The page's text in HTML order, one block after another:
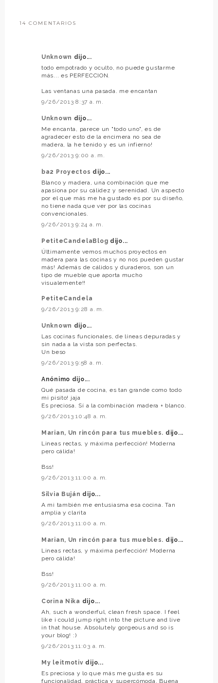
14 COMENTARIOS
Unknown dijo...
todo empotrado y oculto, no puede gustarme
más... es PERFECCION.
Las ventanas una pasada. me encantan
9/26/2013 8:37 a. m.
Unknown dijo...
Me encanta, parece un "todo uno", es de
agradecer esto de la encimera no sea de
madera, la he tenido y es un infierno!
9/26/2013 9:00 a. m.
ba2 Proyectos dijo...
Blanco y madera, una combinación que me
apasiona por su cálidez y serenidad. Un aspecto
por el que más me ha gustado es por su diseño,
no tiene nada que ver por las cocinas
convencionales.
9/26/2013 9:24 a. m.
PetiteCandelaBlog dijo...
Últimamente vemos muchos proyectos en
madera para las cocinas y no nos pueden gustar
más! Además de cálidos y duraderos, son un
tipo de mueble que aporta mucho
visualemente!!
PetiteCandela
9/26/2013 9:28 a. m.
Unknown dijo...
Las cocinas funcionales, de líneas depuradas y
sin nada a la vista son perfectas.
Un beso
9/26/2013 9:58 a. m.
Anónimo dijo...
Qué pasada de cocina, es tan grande como todo
mi pisito! jaja
Es preciosa. Sí a la combinación madera + blanco.
9/26/2013 10:48 a. m.
Marian, Un rincón para tus muebles. dijo...
Lineas rectas, y máxima perfección! Moderna
pero cálida!
Bss!
9/26/2013 11:00 a. m.
Silvia Buján dijo...
A mi también me entusiasma esa cocina. Tan
amplia y clarita
9/26/2013 11:00 a. m.
Marian, Un rincón para tus muebles. dijo...
Lineas rectas, y máxima perfección! Moderna
pero cálida!
Bss!
9/26/2013 11:00 a. m.
Corina Nika dijo...
Ah, such a wonderful, clean fresh space. I feel
like i could jump right into the picture and live
in that house. Absolutely gorgeous and so is
your blog! :)
9/26/2013 11:03 a. m.
My leitmotiv dijo...
Es preciosa y lo que más me gusta es su
funcionalidad, práctica y supercómoda. Buena